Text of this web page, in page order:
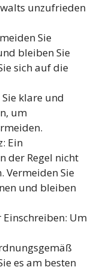
unzufrieden
Sie
bleiben Sie
sich auf die
Sie klare und
um
Ein
der Regel nicht
Vermeiden Sie
und bleiben
Einschreiben: Um
es am besten